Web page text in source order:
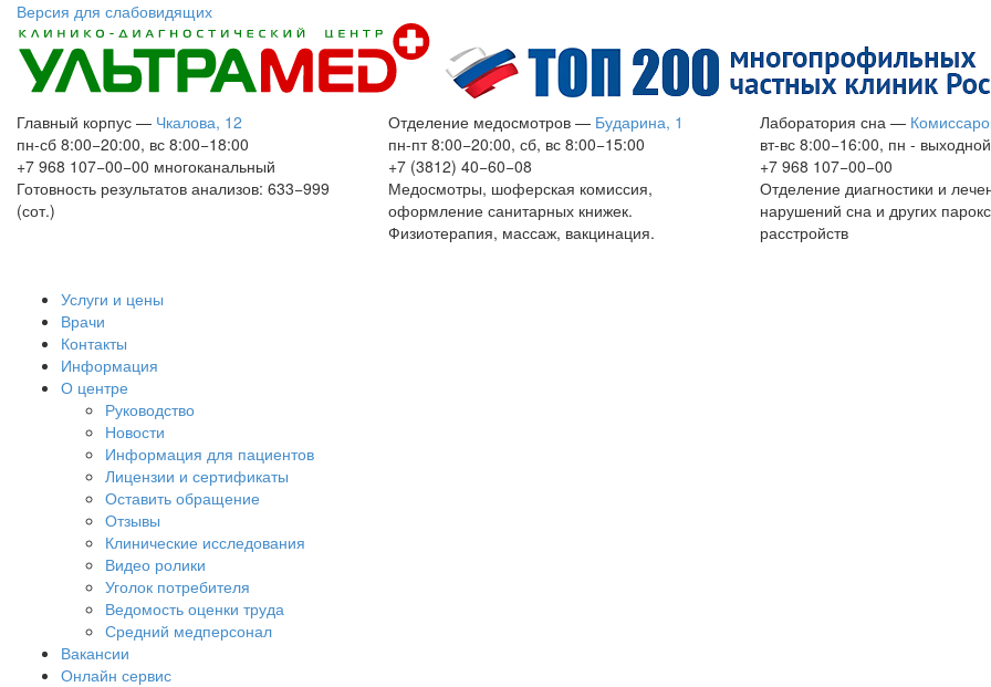
Версия для слабовидящих
Главный корпус — Чкалова, 12
пн-сб 8:00−20:00, вс 8:00−18:00
+7 968 107−00−00 многоканальный
Готовность результатов анализов: 633−999
(сот.)
Отделение медосмотров — Бударина, 1
пн-пт 8:00−20:00, сб, вс 8:00−15:00
+7 (3812) 40−60−08
Медосмотры, шоферская комиссия,
оформление санитарных книжек.
Физиотерапия, массаж, вакцинация.
Лаборатория сна —
вт-вс 8:00−16:00, пн - выходной
+7 968 107−00−00
Отделение диагностики и
нарушений сна и других
расстройств
Услуги и цены
Врачи
Контакты
Информация
О центре
Руководство
Новости
Информация для пациентов
Лицензии и сертификаты
Оставить обращение
Отзывы
Клинические исследования
Видео ролики
Уголок потребителя
Ведомость оценки труда
Средний медперсонал
Вакансии
Онлайн сервис